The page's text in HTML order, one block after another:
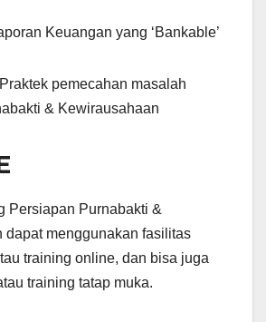
Keuangan yang ‘Bankable’
pemecahan masalah
& Kewirausahaan
Persiapan Purnabakti &
dapat menggunakan fasilitas
training online, dan bisa juga
training tatap muka.